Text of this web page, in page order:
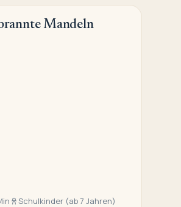
NASCHEREIEN
Mandeln
Schulkinder (ab 7 Jahren)